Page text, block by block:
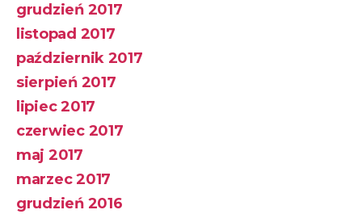
grudzień 2017
listopad 2017
październik 2017
sierpień 2017
lipiec 2017
czerwiec 2017
maj 2017
marzec 2017
grudzień 2016